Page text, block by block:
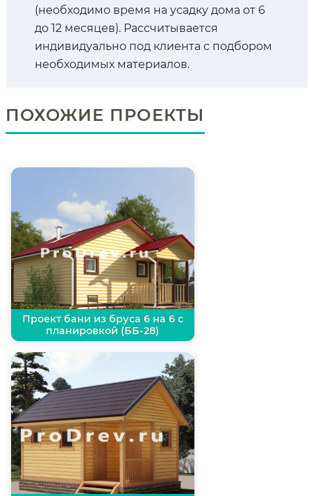
(необходимо время на усадку дома от 6
до 12 месяцев). Рассчитывается
индивидуально под клиента с подбором
необходимых материалов.
ПОХОЖИЕ ПРОЕКТЫ
Проект бани из бруса 6 на 6 с
планировкой (ББ-28)